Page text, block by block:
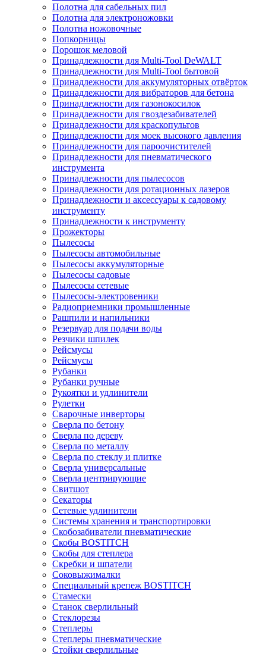
Полотна для сабельных пил
Полотна для электроножовки
Полотна ножовочные
Попкорницы
Порошок меловой
Принадлежности для Multi-Tool DeWALT
Принадлежности для Multi-Tool бытовой
Принадлежности для аккумуляторных отвёрток
Принадлежности для вибраторов для бетона
Принадлежности для газонокосилок
Принадлежности для гвоздезабивателей
Принадлежности для краскопультов
Принадлежности для моек высокого давления
Принадлежности для пароочистителей
Принадлежности для пневматического
инструмента
Принадлежности для пылесосов
Принадлежности для ротационных лазеров
Принадлежности и аксессуары к садовому
инструменту
Принадлежности к инструменту
Прожекторы
Пылесосы
Пылесосы автомобильные
Пылесосы аккумуляторные
Пылесосы садовые
Пылесосы сетевые
Пылесосы-электровеники
Радиоприемники промышленные
Рашпили и напильники
Резервуар для подачи воды
Резчики шпилек
Рейсмусы
Рейсмусы
Рубанки
Рубанки ручные
Рукоятки и удлинители
Рулетки
Сварочные инверторы
Сверла по бетону
Сверла по дереву
Сверла по металлу
Сверла по стеклу и плитке
Сверла универсальные
Сверла центрирующие
Свитшот
Секаторы
Сетевые удлинители
Системы хранения и транспортировки
Скобозабиватели пневматические
Скобы BOSTITCH
Скобы для степлера
Скребки и шпатели
Соковыжималки
Специальный крепеж BOSTITCH
Стамески
Станок сверлильный
Стеклорезы
Степлеры
Степлеры пневматические
Стойки сверлильные